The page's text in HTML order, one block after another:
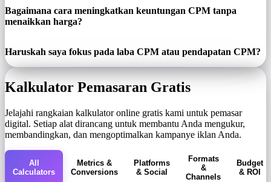
Bagaimana cara meningkatkan keuntungan CPM tanpa
menaikkan harga?
Haruskah saya fokus pada laba CPM atau pendapatan CPM?
Kalkulator Pemasaran Gratis
Jelajahi rangkaian kalkulator online gratis kami untuk pemasar
digital. Setiap alat dirancang untuk membantu Anda mengukur,
membandingkan, dan mengoptimalkan kampanye iklan Anda.
All
Calculators
Metrics &
Conversions
Platforms
& Social
Formats
&
Channels
Budget
& ROI